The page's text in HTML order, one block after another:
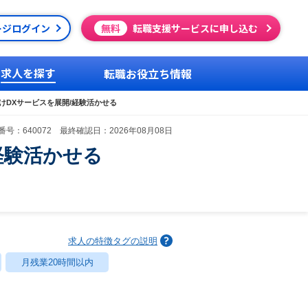
ログイン 無料 転職支援サービスに申し込む
求人を探す 転職お役立ち情報
DXサービスを展開/経験活かせる
号：640072 最終確認日：2026年08月08日
活かせる
求人の特徴タグの説明
月残業20時間以内